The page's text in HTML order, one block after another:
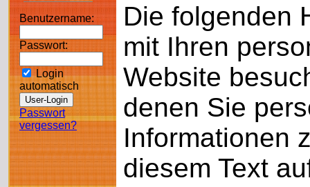
Benutzername:
Passwort:
Login
automatisch
Passwort
vergessen?
Die folgenden
mit Ihren
Website
denen Sie
Informationen
diesem Text